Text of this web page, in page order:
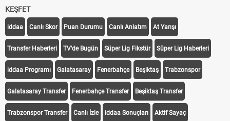
KEŞFET
iddaa Canlı Skor Puan Durumu Canlı Anlatım At Yarışı
Transfer Haberleri TV'de Bugün Süper Lig Fikstür Süper Lig Haberleri
iddaa Programı Galatasaray Fenerbahçe Beşiktaş Trabzonspor
Galatasaray Transfer Fenerbahçe Transfer Beşiktaş Transfer
Trabzonspor Transfer Canlı İzle iddaa Sonuçları Aktif Sayaç